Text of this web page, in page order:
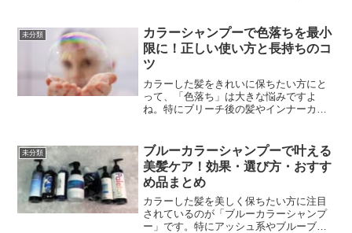
いですよね。本記事では、カラーバター
ピンクベージュに関する...
未分類
カラーシャンプーで色落ちを最小
限に！正しい使い方と長持ちのコ
ツ
カラーした髪をきれいに保ちたい方にと
って、「色落ち」は大きな悩みですよ
ね。特にブリーチ後の髪やインナーカラ
す。そこで注目されているのが、カラー
専用に開発された「カラーシャ...
未分類
ブルーカラーシャンプーで叶える
美髪ケア！効果・選び方・おすす
め品まとめ
カラーした髪を美しく保ちたい方に注目
されているのが「ブルーカラーシャンプ
ー」です。特にアッシュ系やブルーブラ